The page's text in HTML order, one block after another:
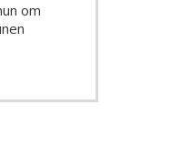
om